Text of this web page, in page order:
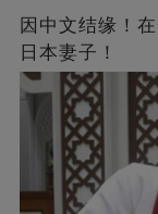
因中文结缘！
日本妻子！